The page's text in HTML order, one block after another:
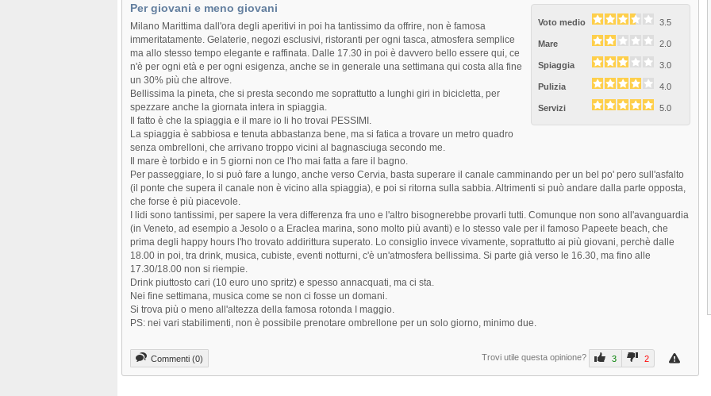
Voto medio 3.5
Mare 2.0
Spiaggia 3.0
Pulizia 4.0
Servizi 5.0
Per giovani e meno giovani
Milano Marittima dall'ora degli aperitivi in poi ha tantissimo da offrire, non è famosa
immeritatamente. Gelaterie, negozi esclusivi, ristoranti per ogni tasca, atmosfera semplice
ma allo stesso tempo elegante e raffinata. Dalle 17.30 in poi è davvero bello essere qui, ce
n'è per ogni età e per ogni esigenza, anche se in generale una settimana qui costa alla fine
un 30% più che altrove.
Bellissima la pineta, che si presta secondo me soprattutto a lunghi giri in bicicletta, per
spezzare anche la giornata intera in spiaggia.
Il fatto è che la spiaggia e il mare io li ho trovai PESSIMI.
La spiaggia è sabbiosa e tenuta abbastanza bene, ma si fatica a trovare un metro quadro
senza ombrelloni, che arrivano troppo vicini al bagnasciuga secondo me.
Il mare è torbido e in 5 giorni non ce l'ho mai fatta a fare il bagno.
Per passeggiare, lo si può fare a lungo, anche verso Cervia, basta superare il canale camminando per un bel po' pero sull'asfalto
(il ponte che supera il canale non è vicino alla spiaggia), e poi si ritorna sulla sabbia. Altrimenti si può andare dalla parte opposta,
che forse è più piacevole.
I lidi sono tantissimi, per sapere la vera differenza fra uno e l'altro bisognerebbe provarli tutti. Comunque non sono all'avanguardia
(in Veneto, ad esempio a Jesolo o a Eraclea marina, sono molto più avanti) e lo stesso vale per il famoso Papeete beach, che
prima degli happy hours l'ho trovato addirittura superato. Lo consiglio invece vivamente, soprattutto ai più giovani, perchè dalle
18.00 in poi, tra drink, musica, cubiste, eventi notturni, c'è un'atmosfera bellissima. Si parte già verso le 16.30, ma fino alle
17.30/18.00 non si riempie.
Drink piuttosto cari (10 euro uno spritz) e spesso annacquati, ma ci sta.
Nei fine settimana, musica come se non ci fosse un domani.
Si trova più o meno all'altezza della famosa rotonda I maggio.
PS: nei vari stabilimenti, non è possibile prenotare ombrellone per un solo giorno, minimo due.
Commenti (0) Trovi utile questa opinione? 3 2
Next